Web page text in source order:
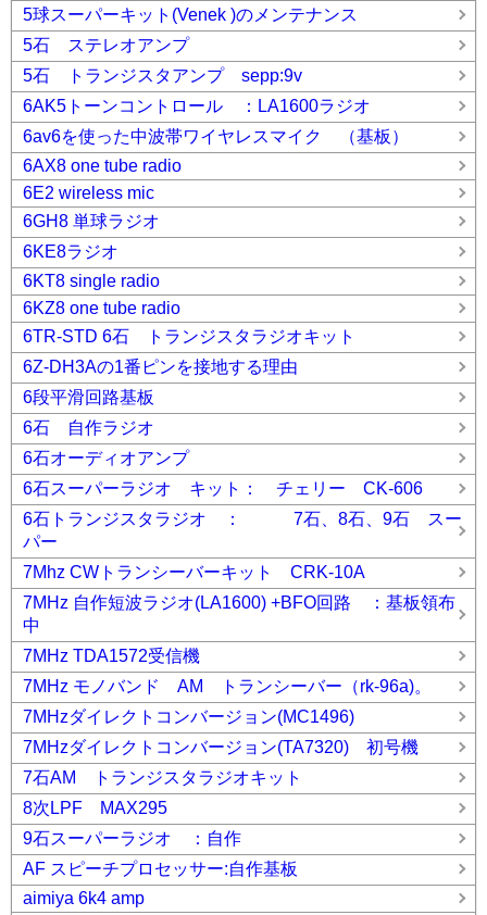
5球スーパーキット(Venek )のメンテナンス
5石 ステレオアンプ
5石 トランジスタアンプ sepp:9v
6AK5トーンコントロール ：LA1600ラジオ
6av6を使った中波帯ワイヤレスマイク （基板）
6AX8 one tube radio
6E2 wireless mic
6GH8 単球ラジオ
6KE8ラジオ
6KT8 single radio
6KZ8 one tube radio
6TR-STD 6石 トランジスタラジオキット
6Z-DH3Aの1番ピンを接地する理由
6段平滑回路基板
6石 自作ラジオ
6石オーディオアンプ
6石スーパーラジオ キット： チェリー CK-606
6石トランジスタラジオ ： 7石、8石、9石 スー
パー
7Mhz CWトランシーバーキット CRK-10A
7MHz 自作短波ラジオ(LA1600) +BFO回路 ：基板領布
中
7MHz TDA1572受信機
7MHz モノバンド AM トランシーバー（rk-96a)。
7MHzダイレクトコンバージョン(MC1496)
7MHzダイレクトコンバージョン(TA7320) 初号機
7石AM トランジスタラジオキット
8次LPF MAX295
9石スーパーラジオ ：自作
AF スピーチプロセッサー:自作基板
aimiya 6k4 amp